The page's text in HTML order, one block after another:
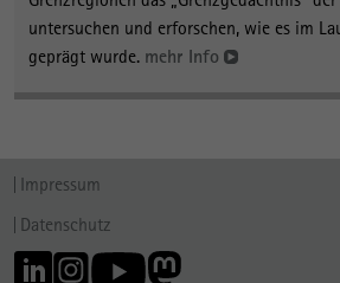
untersuchen und erforschen, wie es im
geprägt wurde. mehr Info
Impressum
Datenschutz